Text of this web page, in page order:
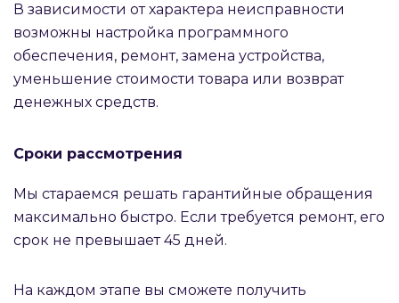
В зависимости от характера неисправности
возможны настройка программного
обеспечения, ремонт, замена устройства,
уменьшение стоимости товара или возврат
денежных средств.
Сроки рассмотрения
Мы стараемся решать гарантийные обращения
максимально быстро. Если требуется ремонт, его
срок не превышает 45 дней.
На каждом этапе вы сможете получить